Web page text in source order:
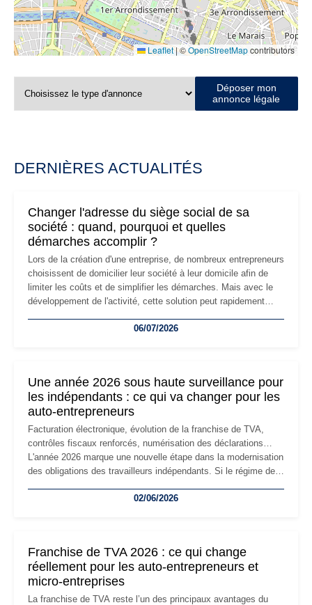
Leaflet|©OpenStreetMapcontributors
Déposer mon
annonce légale
DERNIÈRES ACTUALITÉS
Changer l'adresse du siège social de sa
société : quand, pourquoi et quelles
démarches accomplir ?
Lors de la création d'une entreprise, de nombreux entrepreneurs
choisissent de domicilier leur société à leur domicile afin de
limiter les coûts et de simplifier les démarches. Mais avec le
développement de l'activité, cette solution peut rapidement
professionnels, recrutement, image de marque… Le
06/07/2026
Une année 2026 sous haute surveillance pour
les indépendants : ce qui va changer pour les
auto-entrepreneurs
Facturation électronique, évolution de la franchise de TVA,
contrôles fiscaux renforcés, numérisation des déclarations…
L'année 2026 marque une nouvelle étape dans la modernisation
des obligations des travailleurs indépendants. Si le régime de
les auto-entrepreneurs devront s'adapter à un environnement
02/06/2026
Franchise de TVA 2026 : ce qui change
réellement pour les auto-entrepreneurs et
micro-entreprises
La franchise de TVA reste l’un des principaux avantages du